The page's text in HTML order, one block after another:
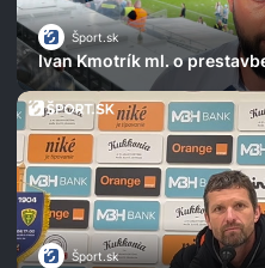
Šport.sk
Ivan Kmotrík ml. o
Šport.sk